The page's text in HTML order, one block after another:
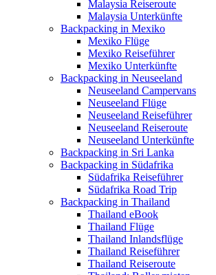
Malaysia Reiseroute
Malaysia Unterkünfte
Backpacking in Mexiko
Mexiko Flüge
Mexiko Reiseführer
Mexiko Unterkünfte
Backpacking in Neuseeland
Neuseeland Campervans
Neuseeland Flüge
Neuseeland Reiseführer
Neuseeland Reiseroute
Neuseeland Unterkünfte
Backpacking in Sri Lanka
Backpacking in Südafrika
Südafrika Reiseführer
Südafrika Road Trip
Backpacking in Thailand
Thailand eBook
Thailand Flüge
Thailand Inlandsflüge
Thailand Reiseführer
Thailand Reiseroute